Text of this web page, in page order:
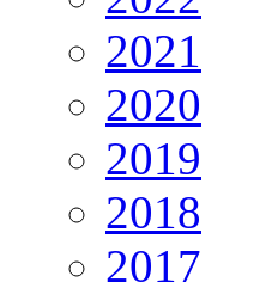
2021
2020
2019
2018
2017